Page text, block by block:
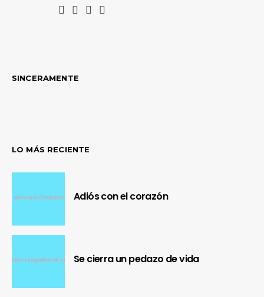
SINCERAMENTE
LO MÁS RECIENTE
Adiós con el corazón
Se cierra un pedazo de vida